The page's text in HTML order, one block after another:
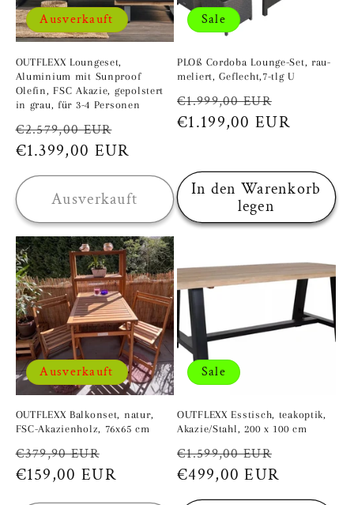
Ausverkauft
OUTFLEXX Loungeset,
Aluminium mit Sunproof
Olefin, FSC Akazie, gepolstert
in grau, für 3-4 Personen
Normaler
Preis
€2.579,00 EUR
Verkaufspreis
€1.399,00 EUR
Ausverkauft
Sale
PLOß Cordoba Lounge-Set, rau-
meliert, Geflecht,7-tlg U
Normaler
Preis
€1.999,00 EUR
€1.199,00 EUR
In den Warenkorb
legen
Ausverkauft
OUTFLEXX Balkonset, natur,
FSC-Akazienholz, 76x65 cm
Normaler
Preis
€379,90 EUR
Verkaufspreis
€159,00 EUR
Sale
OUTFLEXX Esstisch, teakoptik,
Akazie/Stahl, 200 x 100 cm
Normaler
Preis
€1.599,00 EUR
€499,00 EUR